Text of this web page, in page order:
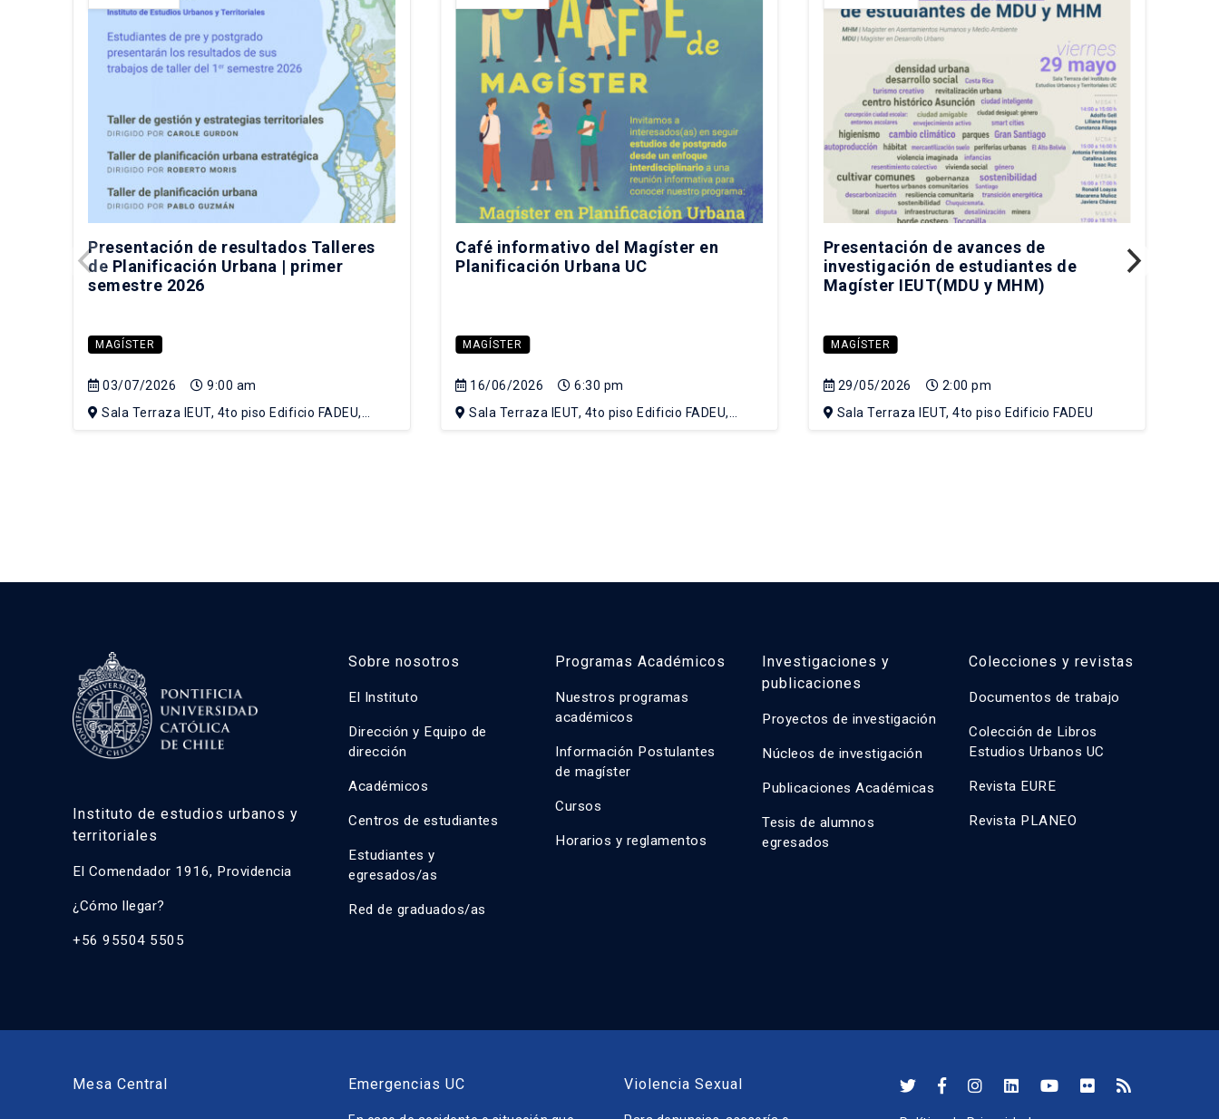
Presentación de resultados Talleres
de Planificación Urbana | primer
semestre 2026
MAGÍSTER
03/07/2026
9:00 am
Sala Terraza IEUT, 4to piso Edificio FADEU,
Café informativo del Magíster en
Planificación Urbana UC
MAGÍSTER
16/06/2026
6:30 pm
Sala Terraza IEUT, 4to piso Edificio FADEU,
Presentación de avances de
investigación de estudiantes de
Magíster IEUT(MDU y MHM)
MAGÍSTER
29/05/2026
2:00 pm
Sala Terraza IEUT, 4to piso Edificio FADEU
Instituto de estudios urbanos y
territoriales
El Comendador 1916, Providencia
¿Cómo llegar?
+56 95504 5505
Sobre nosotros
El Instituto
Dirección y Equipo de
dirección
Académicos
Centros de estudiantes
Estudiantes y
egresados/as
Red de graduados/as
Programas Académicos
Nuestros programas
académicos
Información Postulantes
de magíster
Cursos
Horarios y reglamentos
Investigaciones y
publicaciones
Proyectos de investigación
Núcleos de investigación
Publicaciones Académicas
Tesis de alumnos
egresados
Colecciones y revistas
Documentos de trabajo
Colección de Libros
Estudios Urbanos UC
Revista EURE
Revista PLANEO
Mesa Central Emergencias UC Violencia Sexual